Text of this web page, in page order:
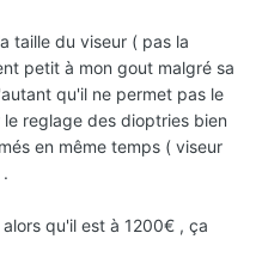
taille du viseur ( pas la
petit à mon gout malgré sa
qu'il ne permet pas le
reglage des dioptries bien
en même temps ( viseur
qu'il est à 1200€ , ça